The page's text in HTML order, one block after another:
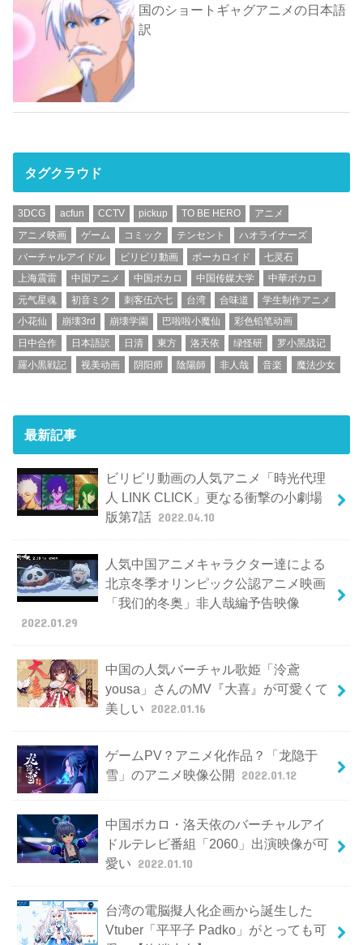
国のショートギャグアニメの日本語
訳
タグクラウド
3DCG acfun CCTV pickup TO BE HERO
アニメ
アニメ映画
ゲーム コミック テンセント
ハオライナーズ
バーチャルアイドル
ビリビリ動画 ボーカロイド
七灵石
上海震雷
中国アニメ 中国ボカロ 中国传媒大学
中華ボカロ
元气星魂
初音ミク 刺客伍六七 台湾 合味道
学生制作アニメ
小花仙
崩壊3rd 崩壊学園 巴啦啦小魔仙
彩色铅笔动画
日中合作
日本語訳 日清 東方 洛天依 绿怪研
罗小黑战记
羅小黒戦記
视美动画 阴阳师 陰陽師 非人哉 音楽 魔法少女
最新記事
ビリビリ動画の人気アニメ「時光代理
人 LINK CLICK」更なる衝撃の小劇場
版第7話 2022.04.10
人気中国アニメキャラクター達による
北京冬季オリンピック公認アニメ映画
「我们的冬奥」非人哉編予告映像
2022.01.29
中国の人気バーチャル歌姫「泠鳶
yousa」さんのMV『大喜』が可愛くて
美しい 2022.01.16
ゲームPV？アニメ化作品？「龙隐于
雪」のアニメ映像公開 2022.01.12
中国ボカロ・洛天依のバーチャルアイ
ドルテレビ番組「2060」出演映像が可
愛い 2022.01.10
台湾の電脳擬人化企画から誕生した
Vtuber「平平子 Padko」がとっても可